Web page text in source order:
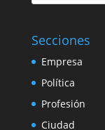
Secciones
Empresa
Política
Profesión
Ciudad